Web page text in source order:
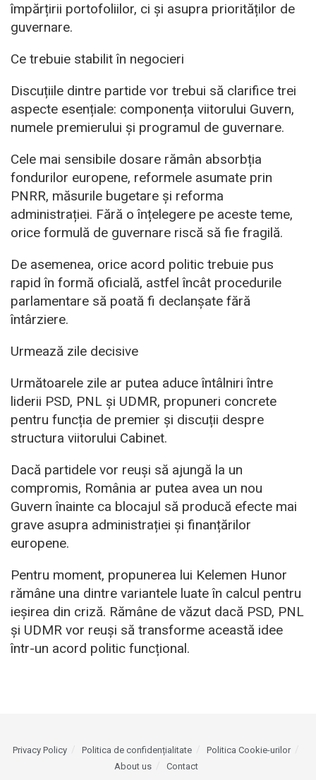
împărțirii portofoliilor, ci și asupra priorităților de
guvernare.
Ce trebuie stabilit în negocieri
Discuțiile dintre partide vor trebui să clarifice trei
aspecte esențiale: componența viitorului Guvern,
numele premierului și programul de guvernare.
Cele mai sensibile dosare rămân absorbția
fondurilor europene, reformele asumate prin
PNRR, măsurile bugetare și reforma
administrației. Fără o înțelegere pe aceste teme,
orice formulă de guvernare riscă să fie fragilă.
De asemenea, orice acord politic trebuie pus
rapid în formă oficială, astfel încât procedurile
parlamentare să poată fi declanșate fără
întârziere.
Urmează zile decisive
Următoarele zile ar putea aduce întâlniri între
liderii PSD, PNL și UDMR, propuneri concrete
pentru funcția de premier și discuții despre
structura viitorului Cabinet.
Dacă partidele vor reuși să ajungă la un
compromis, România ar putea avea un nou
Guvern înainte ca blocajul să producă efecte mai
grave asupra administrației și finanțărilor
europene.
Pentru moment, propunerea lui Kelemen Hunor
rămâne una dintre variantele luate în calcul pentru
ieșirea din criză. Rămâne de văzut dacă PSD, PNL
și UDMR vor reuși să transforme această idee
într-un acord politic funcțional.
Privacy Policy Politica de confidențialitate
Politica Cookie-urilor
About us
Contact